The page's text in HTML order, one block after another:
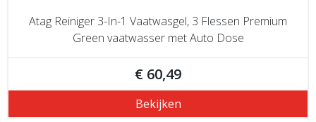
Atag Reiniger 3-In-1 Vaatwasgel, 3 Flessen Premium
Green vaatwasser met Auto Dose
€ 60,49
Bekijken